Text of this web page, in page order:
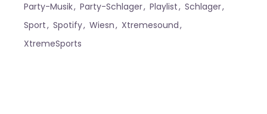
Party-Musik
Party-Schlager Playlist
Schlager
Sport
Spotify Wiesn
Xtremesound
XtremeSports